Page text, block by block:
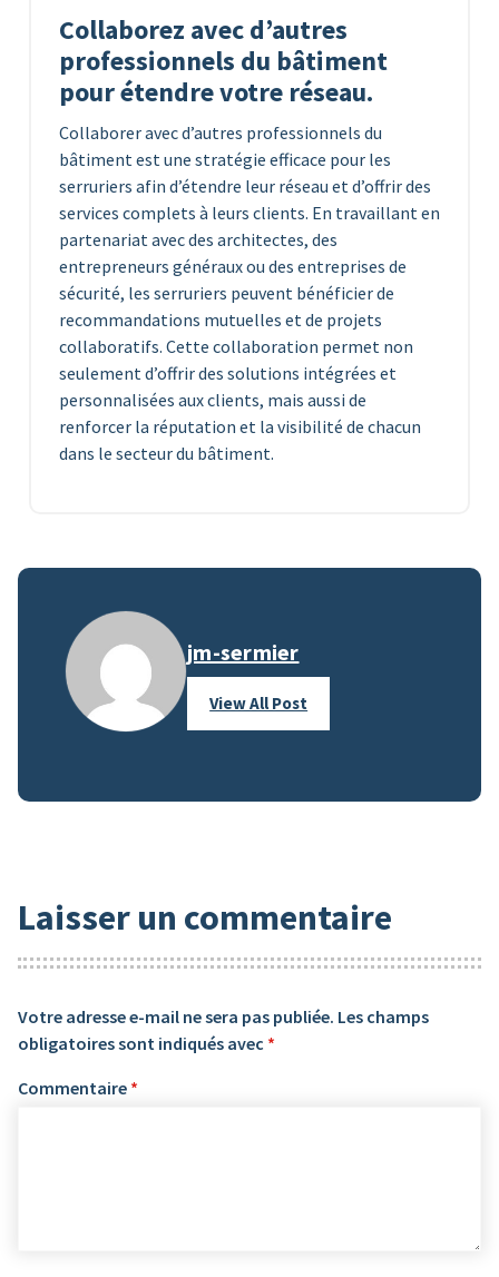
Collaborez avec d’autres
professionnels du bâtiment
pour étendre votre réseau.
Collaborer avec d’autres professionnels du
bâtiment est une stratégie efficace pour les
serruriers afin d’étendre leur réseau et d’offrir des
services complets à leurs clients. En travaillant en
partenariat avec des architectes, des
entrepreneurs généraux ou des entreprises de
sécurité, les serruriers peuvent bénéficier de
recommandations mutuelles et de projets
collaboratifs. Cette collaboration permet non
seulement d’offrir des solutions intégrées et
personnalisées aux clients, mais aussi de
renforcer la réputation et la visibilité de chacun
dans le secteur du bâtiment.
jm-sermier
View All Post
Laisser un commentaire
Votre adresse e-mail ne sera pas publiée. Les champs
obligatoires sont indiqués avec *
Commentaire *